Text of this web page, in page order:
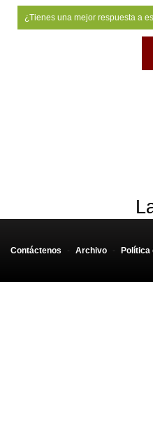
¿Tienes una mejor respuesta a
Contáctenos - Archivo - Política